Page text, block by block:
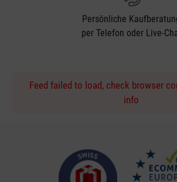
Persönliche
per Telefon oder Live-
Feed failed to load, check browser
info